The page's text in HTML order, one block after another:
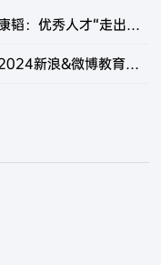
【搜狐专访】——凯信出国集团董事长康韬：优秀人才“走出去”“引进来” 并重是未来工作创新的方向
凯信出国集团董事长康韬再次受邀参加2024新浪&微博教育盛典